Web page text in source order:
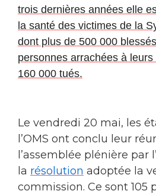
trois dernières années elle
la santé des victimes de la
dont plus de 500 000
personnes arrachées à
160 000 tués.
Le vendredi 20 mai, les
l’OMS ont conclu leur
l’assemblée plénière par
la résolution adoptée la
commission. Ce sont 105